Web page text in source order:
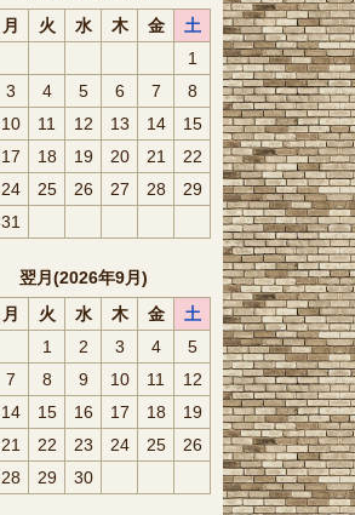
月 火 水 木 金
土
1
3 4 5 6 7
8
10 11 12 13 14
15
17 18 19 20 21
22
24 25 26 27 28
29
31
翌月(2026年9月)
月 火 水 木 金
土
1
2 3 4
5
7 8 9 10 11
12
14 15 16 17 18
19
21 22 23 24 25
26
28 29 30